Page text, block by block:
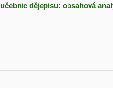
dějepisu: obsahová